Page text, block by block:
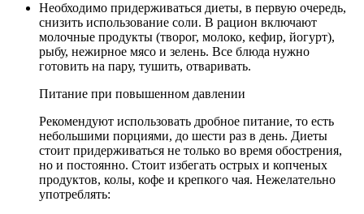
Необходимо придерживаться диеты, в первую очередь,
снизить использование соли. В рацион включают
молочные продукты (творог, молоко, кефир, йогурт),
рыбу, нежирное мясо и зелень. Все блюда нужно
готовить на пару, тушить, отваривать.
Питание при повышенном давлении
Рекомендуют использовать дробное питание, то есть
небольшими порциями, до шести раз в день. Диеты
стоит придерживаться не только во время обострения,
но и постоянно. Стоит избегать острых и копченых
продуктов, колы, кофе и крепкого чая. Нежелательно
употреблять: